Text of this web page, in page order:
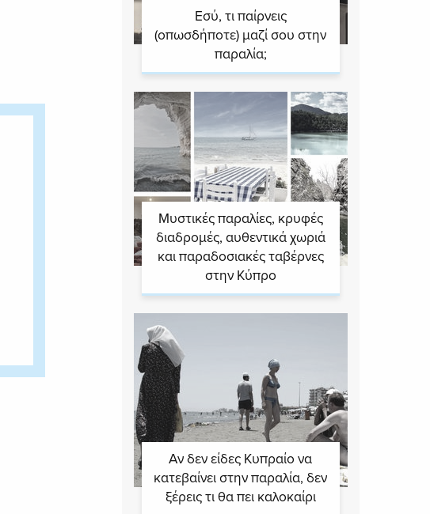
Εσύ, τι παίρνεις
(οπωσδήποτε) μαζί σου στην
παραλία;
Μυστικές παραλίες, κρυφές
διαδρομές, αυθεντικά χωριά
και παραδοσιακές ταβέρνες
στην Κύπρο
Αν δεν είδες Κυπραίο να
κατεβαίνει στην παραλία, δεν
ξέρεις τι θα πει καλοκαίρι